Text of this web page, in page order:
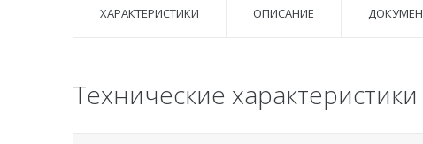
ХАРАКТЕРИСТИКИ ОПИСАНИЕ
Технические